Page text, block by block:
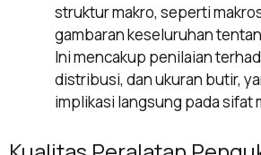
struktur makro, seperti
gambaran keseluruhan
Ini mencakup penilaian
distribusi, dan ukuran butir,
implikasi langsung pada sifat